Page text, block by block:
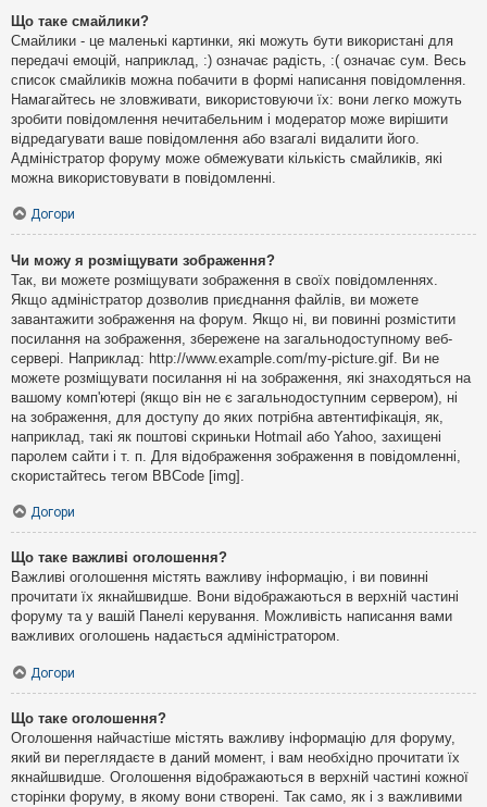
Що таке смайлики?
Смайлики - це маленькі картинки, які можуть бути використані для
передачі емоцій, наприклад, :) означає радість, :( означає сум. Весь
список смайликів можна побачити в формі написання повідомлення.
Намагайтесь не зловживати, використовуючи їх: вони легко можуть
зробити повідомлення нечитабельним і модератор може вирішити
відредагувати ваше повідомлення або взагалі видалити його.
Адміністратор форуму може обмежувати кількість смайликів, які
можна використовувати в повідомленні.
Догори
Чи можу я розміщувати зображення?
Так, ви можете розміщувати зображення в своїх повідомленнях.
Якщо адміністратор дозволив приєднання файлів, ви можете
завантажити зображення на форум. Якщо ні, ви повинні розмістити
посилання на зображення, збережене на загальнодоступному веб-
сервері. Наприклад: http://www.example.com/my-picture.gif. Ви не
можете розміщувати посилання ні на зображення, які знаходяться на
вашому комп'ютері (якщо він не є загальнодоступним сервером), ні
на зображення, для доступу до яких потрібна автентифікація, як,
наприклад, такі як поштові скриньки Hotmail або Yahoo, захищені
паролем сайти і т. п. Для відображення зображення в повідомленні,
скористайтесь тегом BBCode [img].
Догори
Що таке важливі оголошення?
Важливі оголошення містять важливу інформацію, і ви повинні
прочитати їх якнайшвидше. Вони відображаються в верхній частині
форуму та у вашій Панелі керування. Можливість написання вами
важливих оголошень надається адміністратором.
Догори
Що таке оголошення?
Оголошення найчастіше містять важливу інформацію для форуму,
який ви переглядаєте в даний момент, і вам необхідно прочитати їх
якнайшвидше. Оголошення відображаються в верхній частині кожної
сторінки форуму, в якому вони створені. Так само, як і з важливими